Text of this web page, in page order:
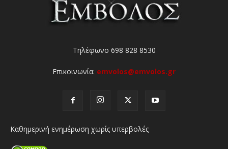
Τηλέφωνο 698 828 8530
Επικοινωνία: emvolos@emvolos.gr
Καθημερινή ενημέρωση χωρίς υπερβολές